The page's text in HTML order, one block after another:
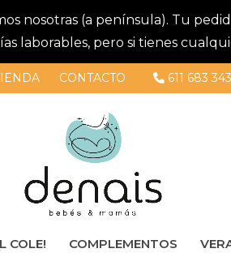
nosotras (a península). Tu
laborables, pero si tienes
CONTACTO 611 683 343
COLE! COMPLEMENTOS